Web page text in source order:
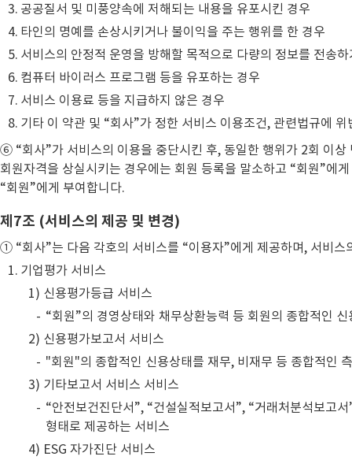
공공질서 및 미풍양속에 저해되는 내용을 유포시킨 경우
타인의 명예를 손상시키거나 불이익을 주는 행위를 한 경우
서비스의 안정적 운영을 방해할 목적으로 다량의 정보를 전송
컴퓨터 바이러스 프로그램 등을 유포하는 경우
서비스 이용료 등을 지급하지 않은 경우
기타 이 약관 및 “회사”가 정한 서비스 이용조건, 관련법규에 위
⑥ “회사”가 서비스의 이용을 중단시킨 후, 동일한 행위가 2회 이
회원자격을 상실시키는 경우에는 회원 등록을 말소하고 “회원”에
“회원”에게 부여합니다.
제7조 (서비스의 제공 및 변경)
① “회사”는 다음 각호의 서비스를 “이용자”에게 제공하며, 서비
기업평가 서비스
1) 신용평가등급 서비스
“회원”의 경영상태와 채무상환능력 등 회원의 종합적인
2) 신용평가보고서 서비스
"회원"의 종합적인 신용상태를 재무, 비재무 등 종합적인
3) 기타보고서 서비스 서비스
“안전보건진단서”, “건설실적보고서”, “거래처분석보고
형태로 제공하는 서비스
4) ESG 자가진단 서비스